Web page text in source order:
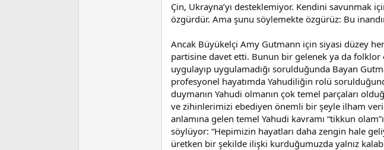
Çin, Ukrayna’yı desteklemiyor. Kendini savunmak
özgürdür. Ama şunu söylemekte özgürüz: Bu
Ancak Büyükelçi Amy Gutmann için siyasi düzey
partisine davet etti. Bunun bir gelenek ya da folklor
uygulayıp uygulamadığı sorulduğunda Bayan
profesyonel hayatımda Yahudiliğin rolü
duymanın Yahudi olmanın çok temel parçaları
ve zihinlerimizi ebediyen önemli bir şeyle ilham
anlamına gelen temel Yahudi kavramı “tikkun
söylüyor: “Hepimizin hayatları daha zengin hale
üretken bir şekilde ilişki kurduğumuzda yalnız